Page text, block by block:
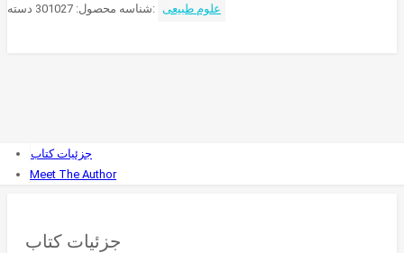
عدد
شناسه محصول: 301027 دسته: علوم طبیعی
جزئیات کتاب
Meet The Author
جزئیات کتاب